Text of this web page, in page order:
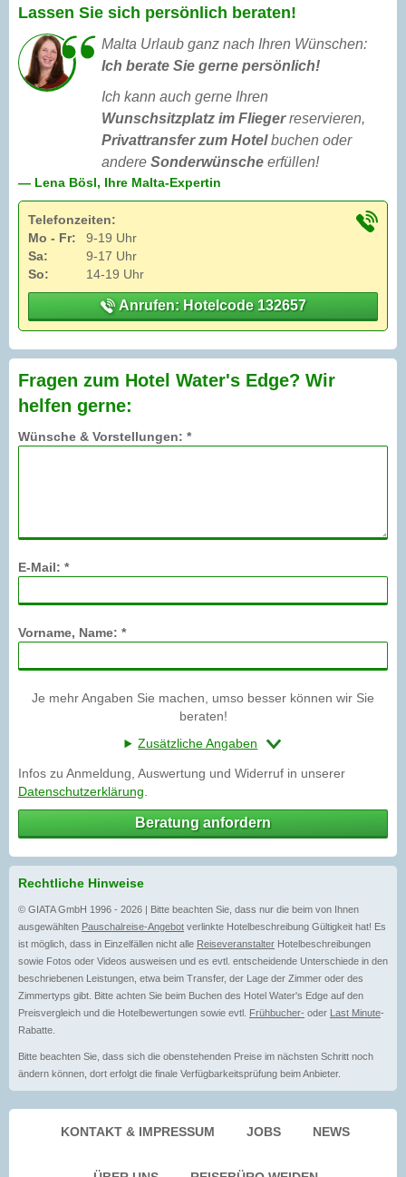
Lassen Sie sich persönlich beraten!
Malta Urlaub ganz nach Ihren Wünschen:
Ich berate Sie gerne persönlich!
Ich kann auch gerne Ihren
Wunschsitzplatz im Fliegerreservieren,
Privattransfer zum Hotelbuchen oder
andere Sonderwünsche erfüllen!
— Lena Bösl, Ihre Malta-Expertin
Telefonzeiten:
Mo - Fr:
9-19 Uhr
Sa:
9-17 Uhr
So:
14-19 Uhr
Anrufen: Hotelcode 132657
Fragen zum Hotel Water's Edge? Wir
helfen gerne:
Wünsche & Vorstellungen: *
E-Mail: *
Vorname, Name: *
Je mehr Angaben Sie machen, umso besser können wir Sie
beraten!
Zusätzliche Angaben
Infos zu Anmeldung, Auswertung und Widerruf in unserer
Datenschutzerklärung
Beratung anfordern
Rechtliche Hinweise
© GIATA GmbH 1996 - 2026 | Bitte beachten Sie, dass nur die beim von Ihnen
ausgewählten Pauschalreise-Angebot verlinkte Hotelbeschreibung Gültigkeit hat! Es
ist möglich, dass in Einzelfällen nicht alle Reiseveranstalter Hotelbeschreibungen
sowie Fotos oder Videos ausweisen und es evtl. entscheidende Unterschiede in den
beschriebenen Leistungen, etwa beim Transfer, der Lage der Zimmer oder des
Zimmertyps gibt. Bitte achten Sie beim Buchen des Hotel Water's Edge auf den
Preisvergleich und die Hotelbewertungen sowie evtl. Frühbucher- oder Last Minute-
Rabatte.
Bitte beachten Sie, dass sich die obenstehenden Preise im nächsten Schritt noch
ändern können, dort erfolgt die finale Verfügbarkeitsprüfung beim Anbieter.
KONTAKT & IMPRESSUM JOBS NEWS